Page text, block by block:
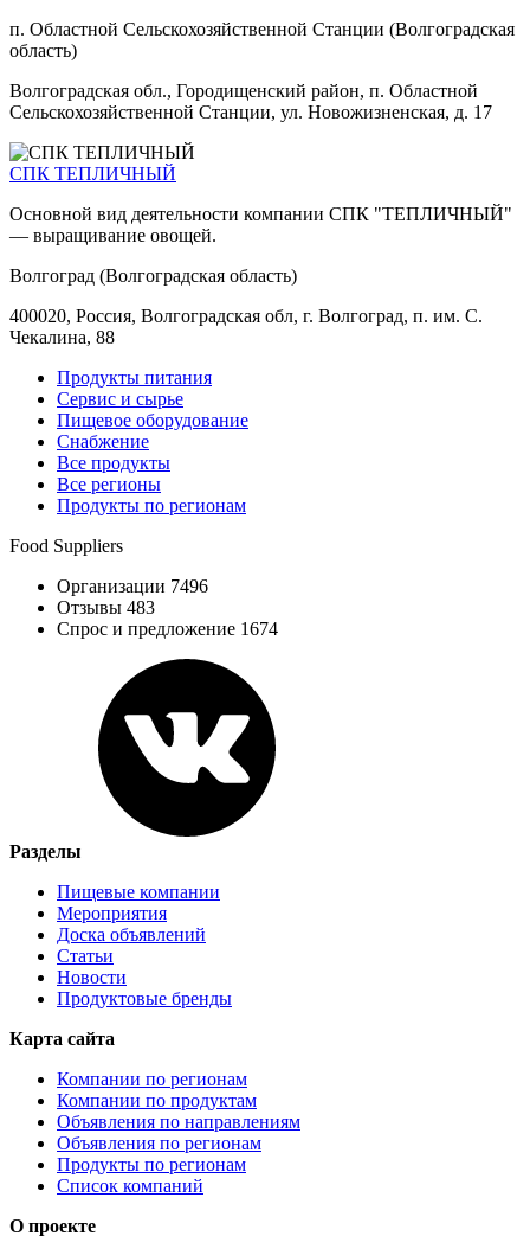
п. Областной Сельскохозяйственной Станции (Волгоградская
область)
Волгоградская обл., Городищенский район, п. Областной
Сельскохозяйственной Станции, ул. Новожизненская, д. 17
СПК ТЕПЛИЧНЫЙ
Основной вид деятельности компании СПК "ТЕПЛИЧНЫЙ"
— выращивание овощей.
Волгоград (Волгоградская область)
400020, Россия, Волгоградская обл, г. Волгоград, п. им. С.
Чекалина, 88
Продукты питания
Сервис и сырье
Пищевое оборудование
Снабжение
Все продукты
Все регионы
Продукты по регионам
Food Suppliers
Организации 7496
Отзывы 483
Спрос и предложение 1674
Разделы
Пищевые компании
Мероприятия
Доска объявлений
Статьи
Новости
Продуктовые бренды
Карта сайта
Компании по регионам
Компании по продуктам
Объявления по направлениям
Объявления по регионам
Продукты по регионам
Список компаний
О проекте